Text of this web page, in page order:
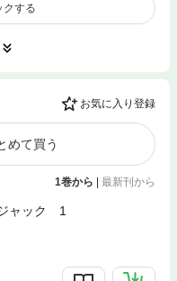
クする
お気に入り登録
めて買う
1巻から | 最新刊から
ャック 1